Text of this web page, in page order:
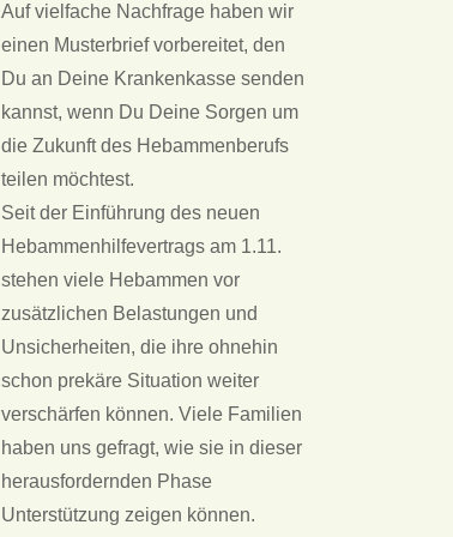
Auf vielfache Nachfrage haben wir
einen Musterbrief vorbereitet, den
Du an Deine Krankenkasse senden
kannst, wenn Du Deine Sorgen um
die Zukunft des Hebammenberufs
teilen möchtest.
Seit der Einführung des neuen
Hebammenhilfevertrags am 1.11.
stehen viele Hebammen vor
zusätzlichen Belastungen und
Unsicherheiten, die ihre ohnehin
schon prekäre Situation weiter
verschärfen können. Viele Familien
haben uns gefragt, wie sie in dieser
herausfordernden Phase
Unterstützung zeigen können.